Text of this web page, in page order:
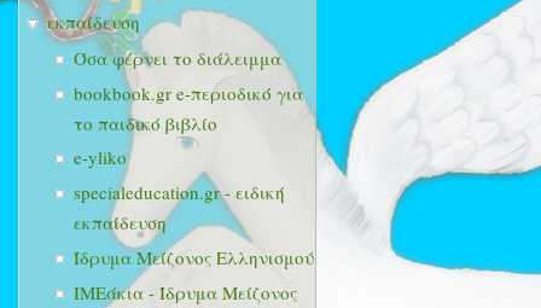
εκπαίδευση
Όσα φέρνει το διάλειμμα
bookbook.gr e-περιοδικό για
το παιδικό βιβλίο
e-yliko
specialeducation.gr - ειδική
εκπαίδευση
Ίδρυμα Μείζονος Ελληνισμού
ΙΜΕάκια - Ίδρυμα Μείζονος